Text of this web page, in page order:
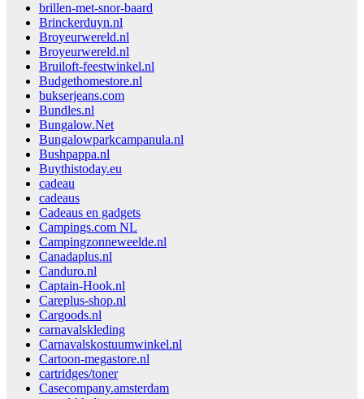
brillen-met-snor-baard
Brinckerduyn.nl
Broyeurwereld.nl
Broyeurwereld.nl
Bruiloft-feestwinkel.nl
Budgethomestore.nl
bukserjeans.com
Bundles.nl
Bungalow.Net
Bungalowparkcampanula.nl
Bushpappa.nl
Buythistoday.eu
cadeau
cadeaus
Cadeaus en gadgets
Campings.com NL
Campingzonneweelde.nl
Canadaplus.nl
Canduro.nl
Captain-Hook.nl
Careplus-shop.nl
Cargoods.nl
carnavalskleding
Carnavalskostuumwinkel.nl
Cartoon-megastore.nl
cartridges/toner
Casecompany.amsterdam